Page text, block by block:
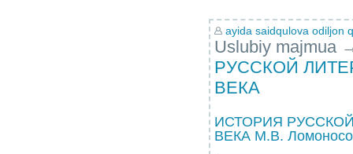
ayida saidqulova odiljon
Uslubiy majmua
РУССКОЙ
ВЕКА
ИСТОРИЯ
ВЕКА М.В.